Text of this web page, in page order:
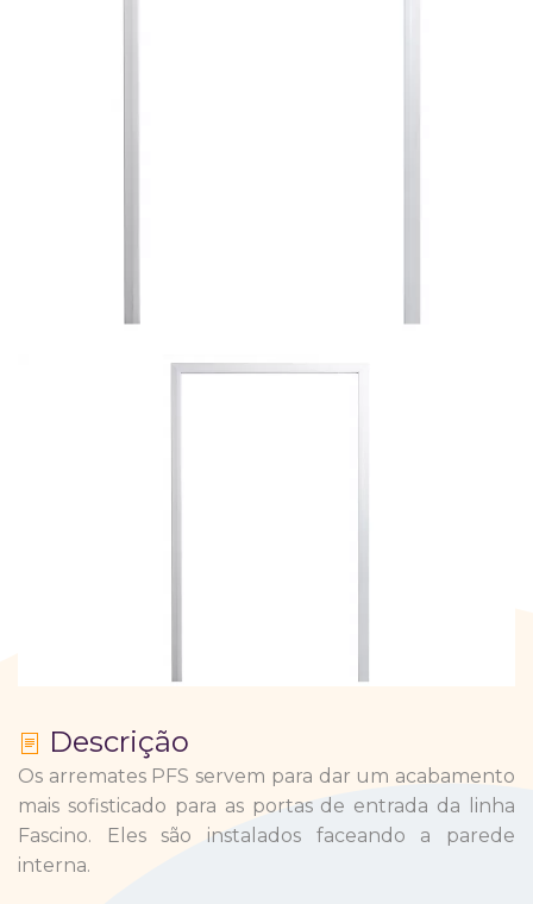
Descrição
Os arremates PFS servem para dar um acabamento
mais sofisticado para as portas de entrada da linha
Fascino.
Eles são instalados faceando a parede
interna.